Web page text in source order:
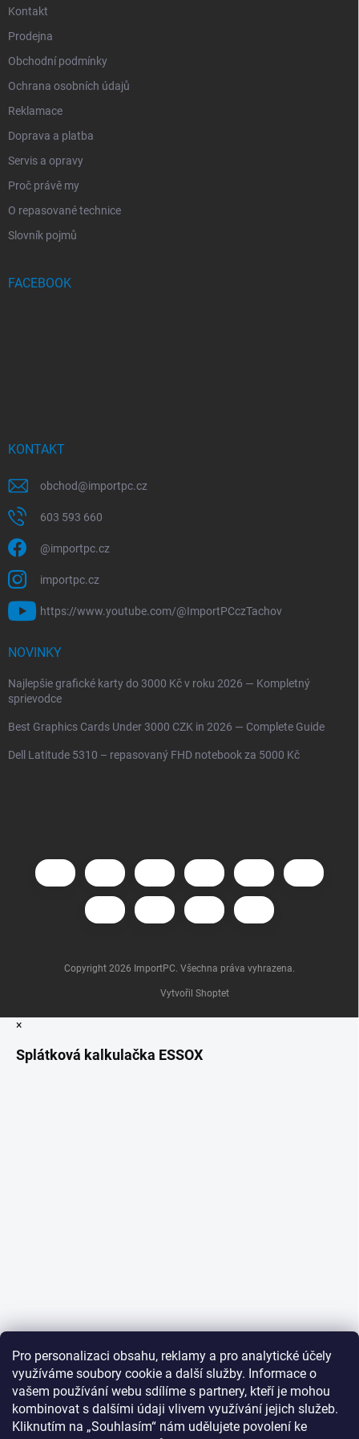
Pro personalizaci obsahu, reklamy a pro analytické účely
využíváme soubory cookie a další služby. Informace o
vašem používání webu sdílíme s partnery, kteří je mohou
kombinovat s dalšími údaji vlivem využívání jejich služeb.
Kliknutím na „Souhlasím“ nám udělujete povolení ke
Kontakt
Prodejna
Obchodní podmínky
Ochrana osobních údajů
Reklamace
Doprava a platba
Servis a opravy
Proč právě my
O repasované technice
Slovník pojmů
FACEBOOK
KONTAKT
obchod@importpc.cz
603 593 660
@importpc.cz
importpc.cz
https://www.youtube.com/@ImportPCczTachov
NOVINKY
Najlepšie grafické karty do 3000 Kč v roku 2026 — Kompletný
sprievodce
Best Graphics Cards Under 3000 CZK in 2026 — Complete Guide
Dell Latitude 5310 – repasovaný FHD notebook za 5000 Kč
Vytvořil Shoptet
Copyright 2026 ImportPC. Všechna práva vyhrazena.
×
Splátková kalkulačka ESSOX